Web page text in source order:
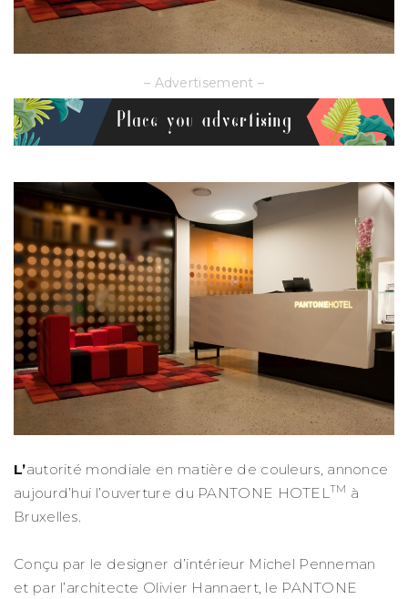
– Advertisement –
L’autorité mondiale en matière de couleurs, annonce
aujourd’hui l’ouverture du PANTONE HOTELTM à
Bruxelles.
Conçu par le designer d’intérieur Michel Penneman
et par l’architecte Olivier Hannaert, le PANTONE